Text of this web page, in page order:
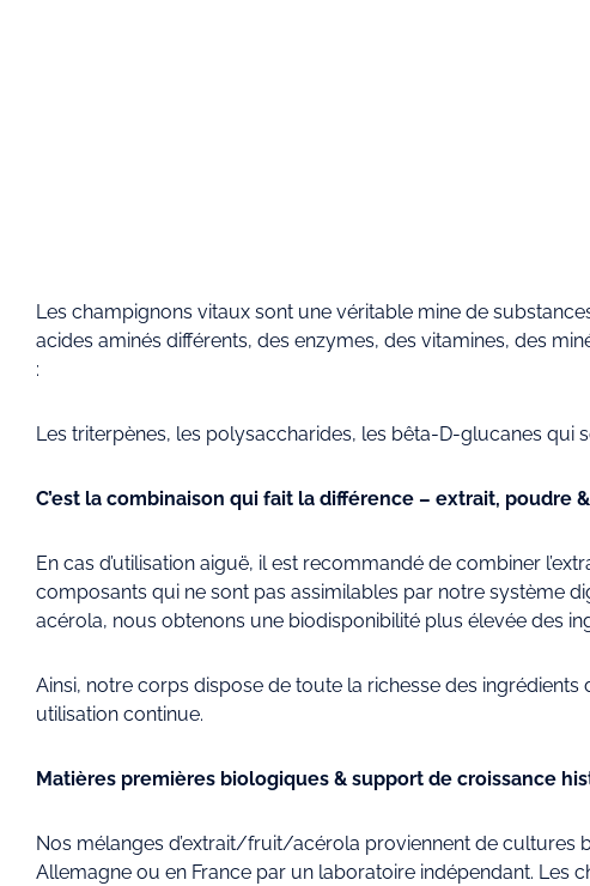
Les champignons vitaux sont une véritable mine de
acides aminés différents, des enzymes, des vitamines, des
:
Les triterpènes, les polysaccharides, les bêta-D-glucanes
C’est la combinaison qui fait la différence – extrait, poudre
En cas d’utilisation aiguë, il est recommandé de combiner
composants qui ne sont pas assimilables par notre système
acérola, nous obtenons une biodisponibilité plus élevée des
Ainsi, notre corps dispose de toute la richesse des
utilisation continue.
Matières premières biologiques & support de croissance
Nos mélanges d’extrait/fruit/acérola proviennent de cultures
Allemagne ou en France par un laboratoire indépendant.